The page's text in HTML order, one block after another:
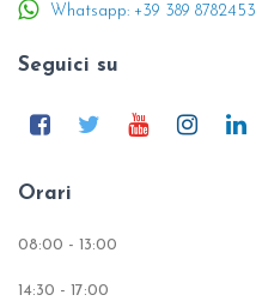
Whatsapp: +39 389 8782453
Seguici su
Orari
08:00 - 13:00
14:30 - 17:00